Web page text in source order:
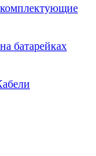
батарейках